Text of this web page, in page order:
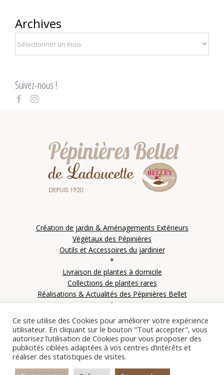
Archives
Suivez-nous !
Création de jardin & Aménagements Extérieurs
Végétaux des Pépinières
Outils et Accessoires du jardinier
*
Livraison de plantes à domicile
Collections de plantes rares
Réalisations & Actualités des Pépinières Bellet
*
Contactez les Pépinières Bellet
© Copyright 2021 SARL Le clos des IFS – Les pépinières Bellet de Ladoucette – Tous
Ce site utilise des Cookies pour améliorer votre expérience
utilisateur. En cliquant sur le bouton "Tout accepter", vous
autorisez l’utilisation de Cookies pour vous proposer des
publicités ciblées adaptées à vos centres d’intérêts et
réaliser des statistiques de visites.